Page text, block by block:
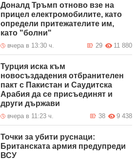
Доналд Тръмп отново взе на
прицел електромобилите, като
определи притежателите им,
като "болни"
вчера в 13:30 ч. 11 880
29
Турция иска към
новосъздадения отбранителен
пакт с Пакистан и Саудитска
Арабия да се присъединят и
други държави
вчера в 11:23 ч. 9 438
38
Точки за убити руснаци:
Британската армия предупреди
ВСУ